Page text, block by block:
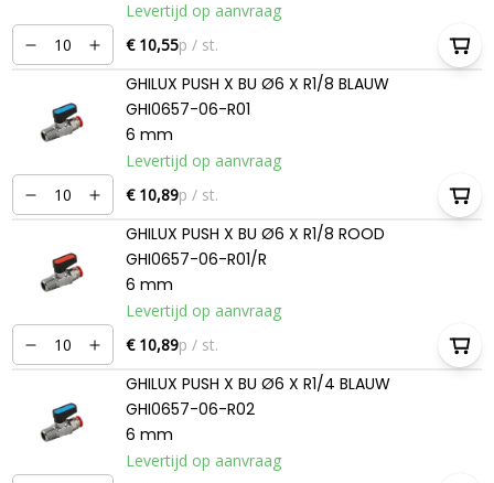
Levertijd op aanvraag
€ 10,55p / st.
GHILUX PUSH X BU Ø6 X R1/8 BLAUW
GHI0657-06-R01
6 mm
Levertijd op aanvraag
€ 10,89p / st.
GHILUX PUSH X BU Ø6 X R1/8 ROOD
GHI0657-06-R01/R
6 mm
Levertijd op aanvraag
€ 10,89p / st.
GHILUX PUSH X BU Ø6 X R1/4 BLAUW
GHI0657-06-R02
6 mm
Levertijd op aanvraag